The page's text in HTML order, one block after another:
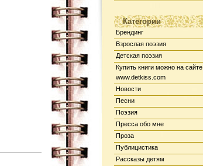
Категории
Брендинг
Взрослая поэзия
Детская поэзия
Купить книги можно на сайте
www.detkiss.com
Новости
Песни
Поэзия
Пресса обо мне
Проза
Публицистика
Рассказы детям